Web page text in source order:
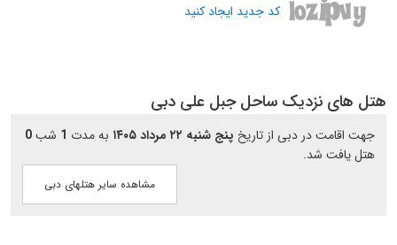
کد جدید ایجاد کنید
هتل های نزدیک ساحل جبل علی دبی
جهت اقامت در دبی از تاریخ پنج شنبه ۲۲ مرداد ۱۴۰۵ به مدت 1 شب0
هتل یافت شد.
مشاهده سایر هتلهای دبی